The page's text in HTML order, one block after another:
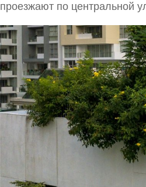
проезжают по центральной